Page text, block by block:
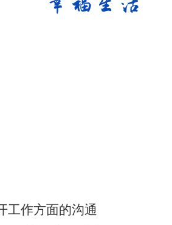
工作方面的沟通